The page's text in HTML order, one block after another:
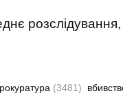
розслідування,
(3481)